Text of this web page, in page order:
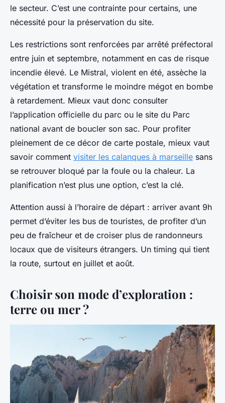
le secteur. C’est une contrainte pour certains, une
nécessité pour la préservation du site.
Les restrictions sont renforcées par arrêté préfectoral
entre juin et septembre, notamment en cas de risque
incendie élevé. Le Mistral, violent en été, assèche la
végétation et transforme le moindre mégot en bombe
à retardement. Mieux vaut donc consulter
l’application officielle du parc ou le site du Parc
national avant de boucler son sac. Pour profiter
pleinement de ce décor de carte postale, mieux vaut
savoir comment visiter les calanques à marseille sans
se retrouver bloqué par la foule ou la chaleur. La
planification n’est plus une option, c’est la clé.
Attention aussi à l’horaire de départ : arriver avant 9h
permet d’éviter les bus de touristes, de profiter d’un
peu de fraîcheur et de croiser plus de randonneurs
locaux que de visiteurs étrangers. Un timing qui tient
la route, surtout en juillet et août.
Choisir son mode d’exploration :
terre ou mer ?